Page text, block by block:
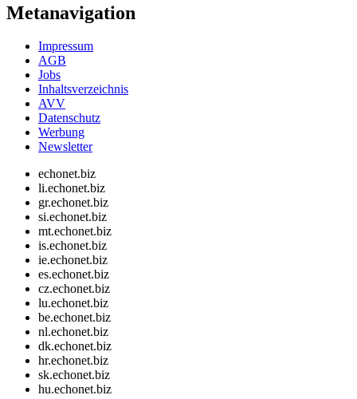
Metanavigation
Impressum
AGB
Jobs
Inhaltsverzeichnis
AVV
Datenschutz
Werbung
Newsletter
echonet.biz
li.echonet.biz
gr.echonet.biz
si.echonet.biz
mt.echonet.biz
is.echonet.biz
ie.echonet.biz
es.echonet.biz
cz.echonet.biz
lu.echonet.biz
be.echonet.biz
nl.echonet.biz
dk.echonet.biz
hr.echonet.biz
sk.echonet.biz
hu.echonet.biz